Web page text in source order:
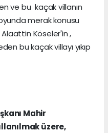
ve bu kaçak villanın
merak konusu
Alaattin Köseler'in ,
bu kaçak villayı yıkıp
Mahir
üzere,